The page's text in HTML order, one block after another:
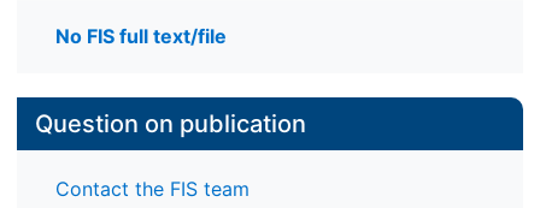
No FIS full text/file
Question on publication
Contact the FIS team